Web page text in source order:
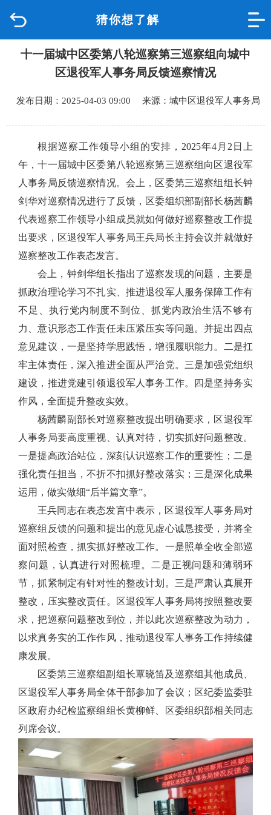
猜你想了解
品质城中
政府信息公开
互动回应
数据专题
十一届城中区委第八轮巡察第三巡察组向城中
区退役军人事务局反馈巡察情况
发布日期：2025-04-03 09:00 来源：城中区退役军人事务局
根据巡察工作领导小组的安排， 2025年4 月 2 日上
午，十一届城中区委第八轮巡察第三巡察组向区退役军
人事务局反馈巡察情况。会上，区委第三巡察组组长钟
剑华对巡察情况进行了反馈，区委组织部副部长杨茜麟
代表巡察工作领导小组成员就如何做好巡察整改工作提
出要求，区退役军人事务局王兵局长主持会议并就做好
巡察整改工作表态发言。
会上， 钟剑华组长指出了巡察发现的问题 ，主要是
抓政治理论学习不扎实、推进退役军人服务保障工作有
不足、执行党内制度不到位、抓党内政治生活不够有
力、意识形态工作责任未压紧压实等问题。并提出四点
意见建议，一是坚持学思践悟，增强履职能力。二是扛
牢主体责任，深入推进全面从严治党。三是加强党组织
建设，推进党建引领退役军人事务工作。四是坚持务实
作风，全面提升整改实效。
杨茜麟副部长对巡察整改提出明确要求， 区退役军
人事务局要高度重视、认真对待，切实抓好问题整改。
一是提高政治站位，深刻认识巡察工作的重要性；二是
强化责任担当，不折不扣抓好整改落实；三是深化成果
运用，做实做细“后半篇文章”。
王兵同志在表态发言中表示，区退役军人事务局对
巡察组反馈的问题和提出的意见虚心诚恳接受 ， 并将全
面对照检查，抓实抓好整改工作。一是照单全收全部巡
察问题，认真进行对照梳理。二是正视问题和薄弱环
节，抓紧制定有针对性的整改计划。三是严肃认真展开
整改，压实整改责任。区退役军人事务局将按照整改要
求，把巡察问题整改到位，并以此次巡察整改为动力，
以求真务实的工作作风，推动退役军人事务工作持续健
康发展。
区委第三巡察组副组长覃晓笛及巡察组其他成员、
区退役军人事务局全体干部参加了会议；区纪委监委驻
区政府办纪检监察组组长黄柳鲜、区委组织部相关同志
列席会议。